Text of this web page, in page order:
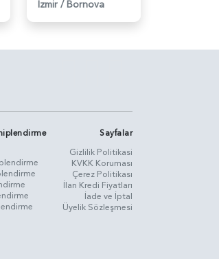
İzmir / Bornova
Sayfalar
Gizlilik Politikasi
KVKK Koruması
Çerez Politikası
İlan Kredi Fiyatları
İade ve İptal
Üyelik Sözleşmesi